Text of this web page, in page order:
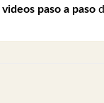
videos paso a paso